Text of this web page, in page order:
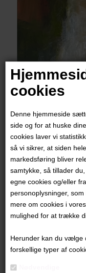
cookies
Denne hjemmeside
side og for at huske
cookies laver vi
så vi sikrer, at siden
markedsføring bliver
samtykke, så tillader
egne cookies og/eller
personoplysninger,
mere om cookies i
mulighed for at trække
Herunder kan du vælge
forskellige typer af
Jesper
8.000,00DKK